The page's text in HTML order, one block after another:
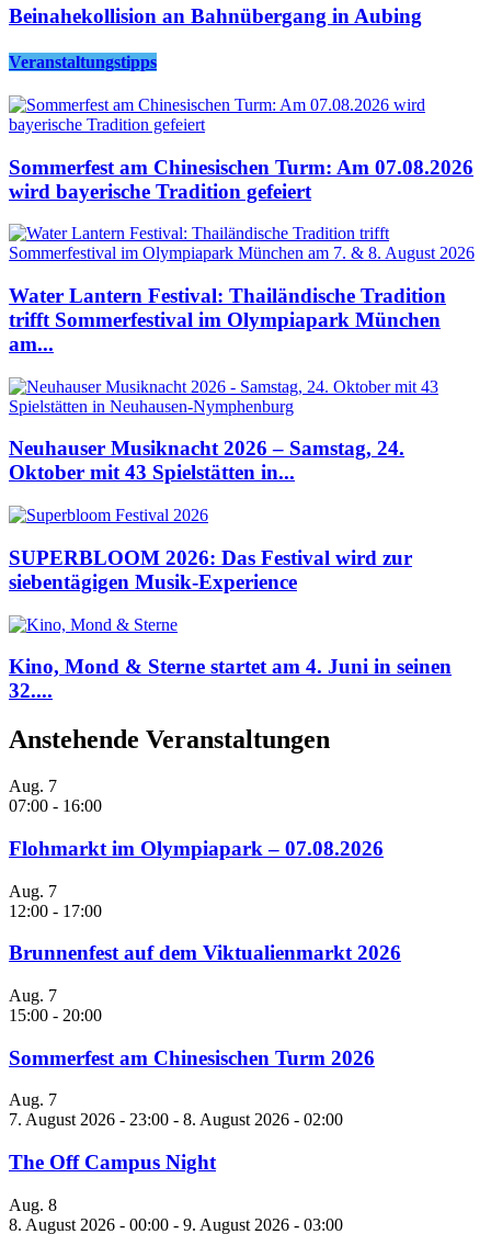
Beinahekollision an Bahnübergang in Aubing
Veranstaltungstipps
Sommerfest am Chinesischen Turm: Am 07.08.2026
wird bayerische Tradition gefeiert
Water Lantern Festival: Thailändische Tradition
trifft Sommerfestival im Olympiapark München
am...
Neuhauser Musiknacht 2026 – Samstag, 24.
Oktober mit 43 Spielstätten in...
SUPERBLOOM 2026: Das Festival wird zur
siebentägigen Musik-Experience
Kino, Mond & Sterne startet am 4. Juni in seinen
32....
Anstehende Veranstaltungen
Aug. 7
07:00 - 16:00
Flohmarkt im Olympiapark – 07.08.2026
Aug. 7
12:00 - 17:00
Brunnenfest auf dem Viktualienmarkt 2026
Aug. 7
15:00 - 20:00
Sommerfest am Chinesischen Turm 2026
Aug. 7
7. August 2026 - 23:00 - 8. August 2026 - 02:00
The Off Campus Night
Aug. 8
8. August 2026 - 00:00 - 9. August 2026 - 03:00